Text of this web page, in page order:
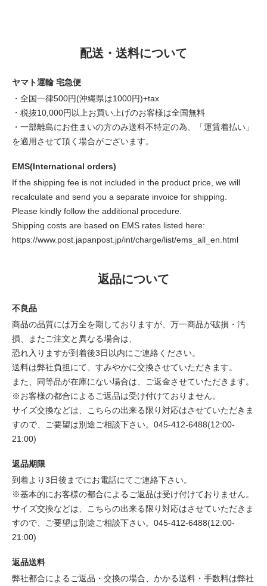
配送・送料について
ヤマト運輸 宅急便
・全国一律500円(沖縄県は1000円)+tax
・税抜10,000円以上お買い上げのお客様は全国無料
・一部離島にお住まいの方のみ送料不特定の為、「運賃着払い」
を適用させて頂く場合がございます。
EMS(International orders)
If the shipping fee is not included in the product price, we will
recalculate and send you a separate invoice for shipping.
Please kindly follow the additional procedure.
Shipping costs are based on EMS rates listed here:
https://www.post.japanpost.jp/int/charge/list/ems_all_en.html
返品について
不良品
商品の品質には万全を期しておりますが、万一商品が破損・汚
損、またご注文と異なる場合は、
恐れ入りますが到着後3日以内にご連絡ください。
送料は弊社負担にて、すみやかに交換させていただきます。
また、同等品が在庫にない場合は、ご返金させていただきます。
※お客様の都合によるご返品は受け付けておりません。
サイズ交換などは、こちらの出来る限り対応はさせていただきま
すので、ご要望は別途ご相談下さい。045-412-6488(12:00-
21:00)
返品期限
到着より3日後までにお電話にてご連絡下さい。
※基本的にお客様の都合によるご返品は受け付けておりません。
サイズ交換などは、こちらの出来る限り対応はさせていただきま
すので、ご要望は別途ご相談下さい。045-412-6488(12:00-
21:00)
返品送料
弊社都合によるご返品・交換の場合、かかる送料・手数料は弊社